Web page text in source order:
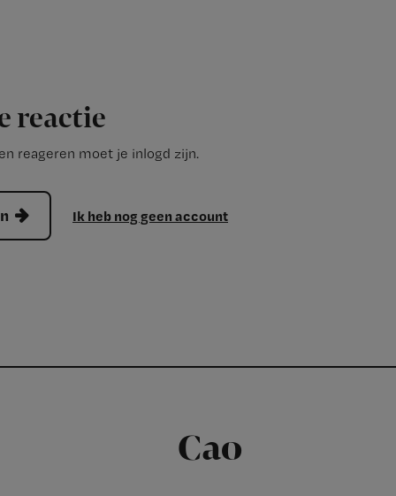
reactie
reageren moet je inlogd zijn.
Ik heb nog geen account
Cao